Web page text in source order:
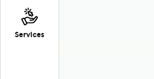
Services